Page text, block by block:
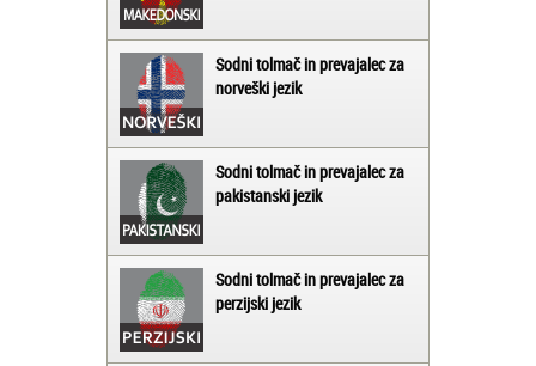
Sodni tolmač in prevajalec za
norveški jezik
Sodni tolmač in prevajalec za
pakistanski jezik
Sodni tolmač in prevajalec za
perzijski jezik